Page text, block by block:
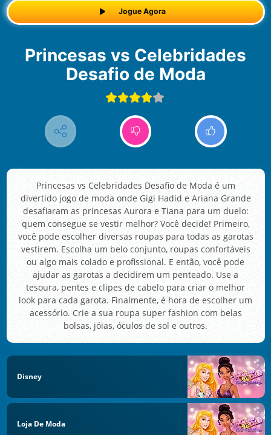
Jogue Agora
Princesas vs Celebridades
Desafio de Moda
Princesas vs Celebridades Desafio de Moda é um
divertido jogo de moda onde Gigi Hadid e Ariana Grande
desafiaram as princesas Aurora e Tiana para um duelo:
quem consegue se vestir melhor? Você decide! Primeiro,
você pode escolher diversas roupas para todas as garotas
vestirem. Escolha um belo conjunto, roupas confortáveis
ou algo mais colado e profissional. E então, você pode
ajudar as garotas a decidirem um penteado. Use a
tesoura, pentes e clipes de cabelo para criar o melhor
look para cada garota. Finalmente, é hora de escolher um
acessório. Crie a sua roupa super fashion com belas
bolsas, jóias, óculos de sol e outros.
Disney
Loja De Moda